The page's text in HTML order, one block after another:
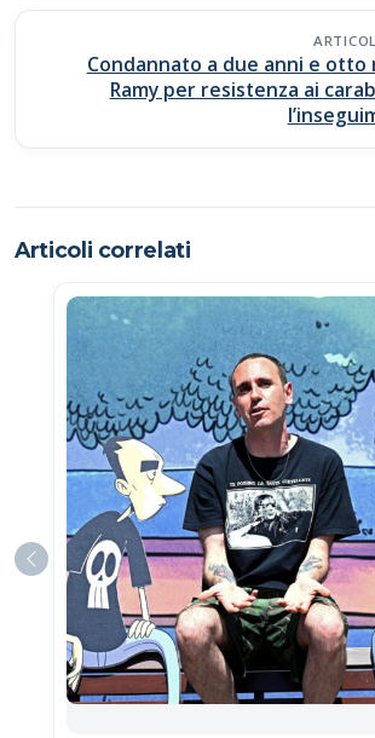
Condannato a due anni e otto
Ramy per resistenza ai
Articoli correlati